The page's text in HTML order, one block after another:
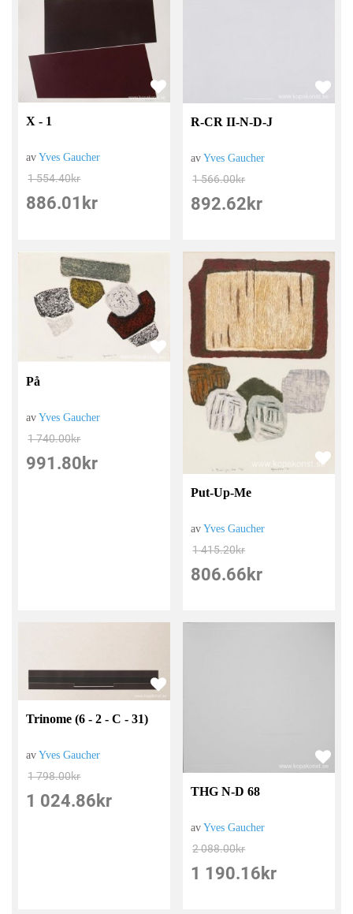
X - 1
avYves Gaucher
1 554.40kr
886.01 kr
R-CR II-N-D-J
avYves Gaucher
1 566.00kr
892.62 kr
På
avYves Gaucher
1 740.00kr
991.80 kr
Put-Up-Me
avYves Gaucher
1 415.20kr
806.66 kr
Trinome (6 - 2 - C - 31)
avYves Gaucher
1 798.00kr
1 024.86 kr THG N-D 68
avYves Gaucher
2 088.00kr
1 190.16 kr